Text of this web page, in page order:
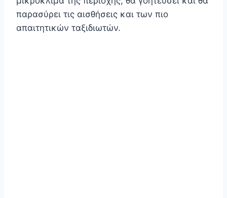
παρασύρει τις αισθήσεις και των πιο
απαιτητικών ταξιδιωτών.